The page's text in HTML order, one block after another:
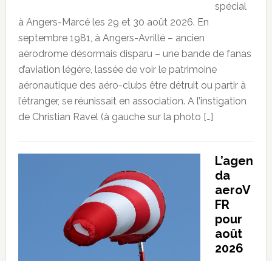
spécial
à Angers-Marcé les 29 et 30 août 2026. En
septembre 1981, à Angers-Avrillé – ancien
aérodrome désormais disparu – une bande de fanas
d’aviation légère, lassée de voir le patrimoine
aéronautique des aéro-clubs être détruit ou partir à
l’étranger, se réunissait en association. A l’instigation
de Christian Ravel (à gauche sur la photo […]
L’agen
da
aeroV
FR
pour
août
2026